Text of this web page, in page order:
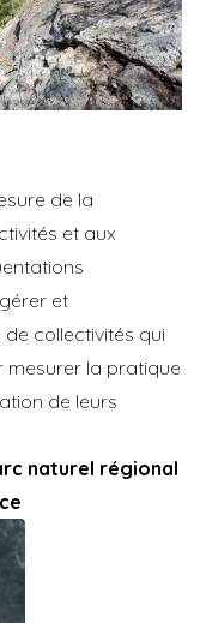
de la
et aux
et
collectivités qui
mesurer la pratique
de leurs
naturel régional